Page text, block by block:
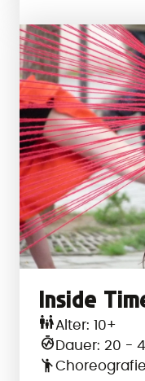
Inside
Alter: 10+
Dauer: 20 -